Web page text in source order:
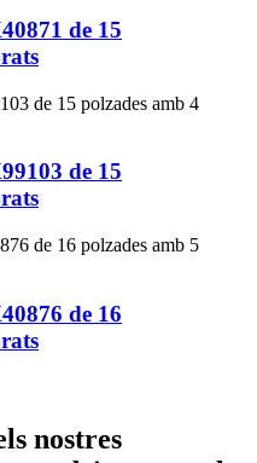
de 15
de 15
de 16
nostres